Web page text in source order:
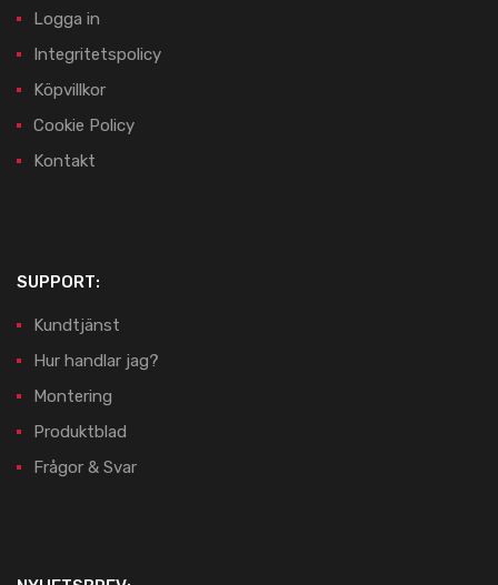
Logga in
Integritetspolicy
Köpvillkor
Cookie Policy
Kontakt
SUPPORT:
Kundtjänst
Hur handlar jag?
Montering
Produktblad
Frågor & Svar